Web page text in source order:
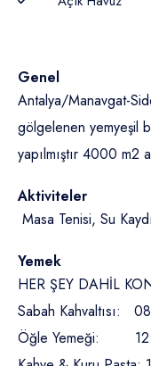
Genel
Antalya/Manavgat-
gölgelenen yemyeşil
yapılmıştır 4000 m2
Aktiviteler
Masa Tenisi, Su
Yemek
HER ŞEY DAHİL
Sabah Kahvaltısı:
Öğle Yemeği: